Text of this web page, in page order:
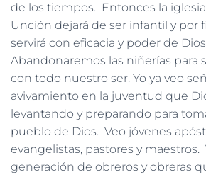
de los tiempos. Entonces la
Unción dejará de ser infantil y por
servirá con eficacia y poder de
Abandonaremos las niñerías para
con todo nuestro ser. Yo ya veo
avivamiento en la juventud que
levantando y preparando para
pueblo de Dios. Veo jóvenes
evangelistas, pastores y maestros.
generación de obreros y obreras